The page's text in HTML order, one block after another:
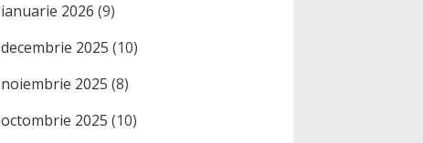
ianuarie 2026 (9)
decembrie 2025 (10)
noiembrie 2025 (8)
octombrie 2025 (10)